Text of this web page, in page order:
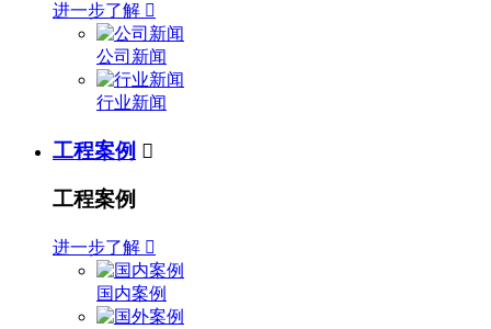
进一步了解 
公司新闻
行业新闻
工程案例 
工程案例
进一步了解 
国内案例